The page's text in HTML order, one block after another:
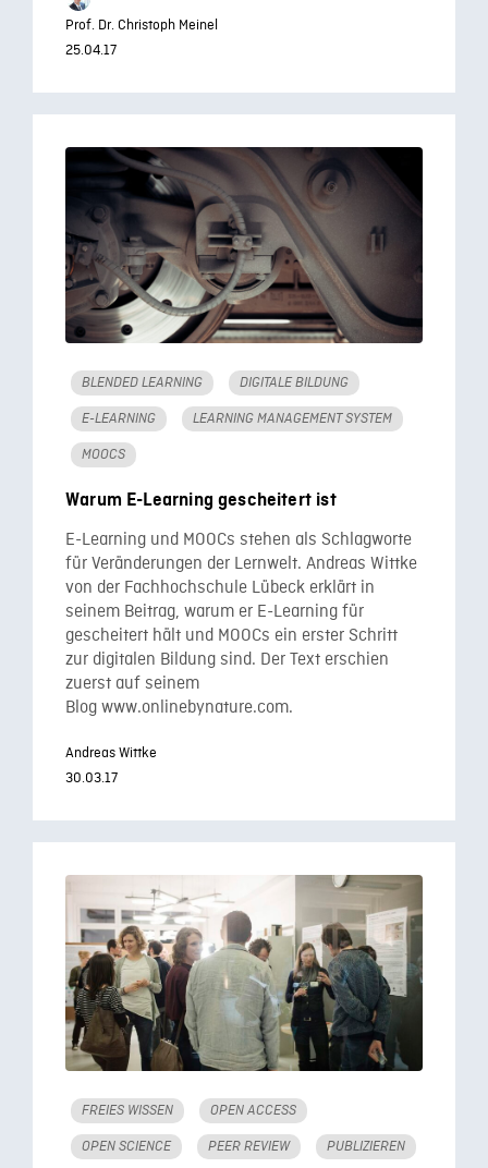
Prof. Dr. Christoph Meinel
25.04.17
BLENDED LEARNING DIGITALE BILDUNG
E-LEARNING LEARNING MANAGEMENT SYSTEM
MOOCS
Warum E-Learning gescheitert ist
E-Learning und MOOCs stehen als Schlagworte
für Veränderungen der Lernwelt. Andreas Wittke
von der Fachhochschule Lübeck erklärt in
seinem Beitrag, warum er E-Learning für
gescheitert hält und MOOCs ein erster Schritt
zur digitalen Bildung sind. Der Text erschien
zuerst auf seinem
Blog www.onlinebynature.com.
Andreas Wittke
30.03.17
FREIES WISSEN OPEN ACCESS
OPEN SCIENCE PEER REVIEW PUBLIZIEREN